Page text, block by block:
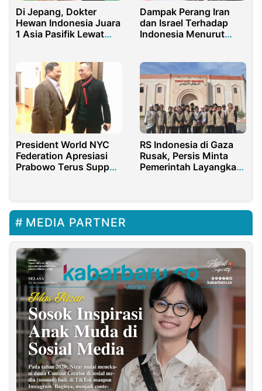
Di Jepang, Dokter
Hewan Indonesia Juara
1 Asia Pasifik Lewat
Dampak Perang Iran
dan Israel Terhadap
Indonesia Menurut
President World NYC
Federation Apresiasi
Prabowo Terus Support
RS Indonesia di Gaza
Rusak, Persis Minta
Pemerintah Layangkan
MEDIA PARTNER